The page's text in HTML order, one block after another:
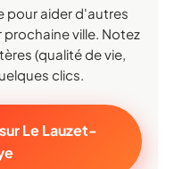
pour aider d'autres
prochaine ville. Notez
(qualité de vie,
clics.
Le Lauzet-